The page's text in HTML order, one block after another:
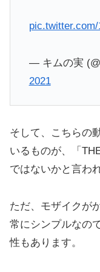
— キムの実
2021
そして、こちらの
いるものが、「
ではないかと言わ
ただ、モザイクが
常にシンプルなの
性もあります。